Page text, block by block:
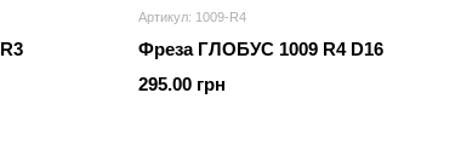
Артикул: 1009-R4
Фреза ГЛОБУС 1009 R4 D16
295.00 грн